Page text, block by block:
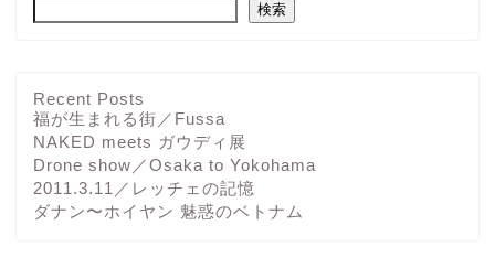
検索
Recent Posts
福が生まれる街／Fussa
NAKED meets ガウディ展
Drone show／Osaka to Yokohama
2011.3.11／レッチェの記憶
ダナン〜ホイヤン 魅惑のベトナム